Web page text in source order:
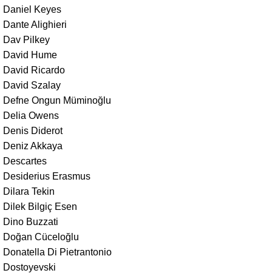
Daniel Keyes
Dante Alighieri
Dav Pilkey
David Hume
David Ricardo
David Szalay
Defne Ongun Müminoğlu
Delia Owens
Denis Diderot
Deniz Akkaya
Descartes
Desiderius Erasmus
Dilara Tekin
Dilek Bilgiç Esen
Dino Buzzati
Doğan Cüceloğlu
Donatella Di Pietrantonio
Dostoyevski